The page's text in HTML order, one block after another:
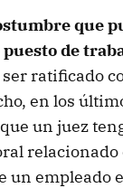
que
de
ratificado
en los
un juez
relacionado
un empleado